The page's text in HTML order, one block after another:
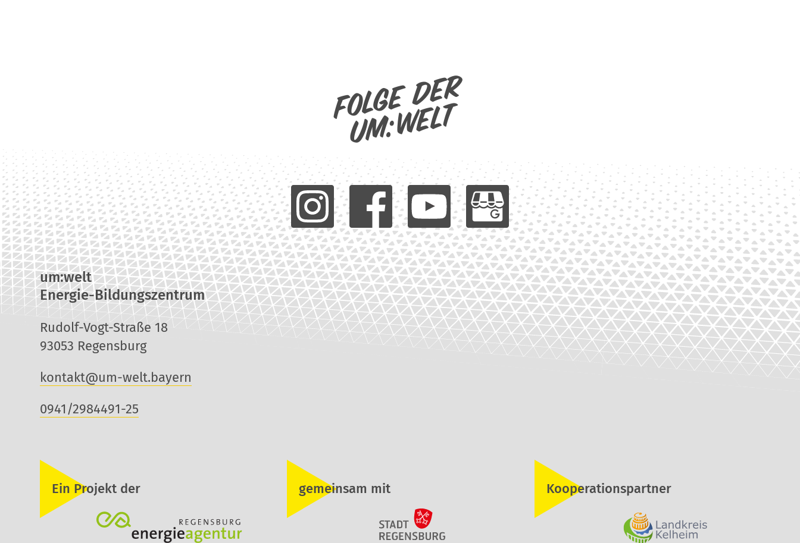
Folge der
um:welt
um:welt
Energie-Bildungszentrum
Rudolf-Vogt-Straße 18
93053 Regensburg
kontakt@um-welt.bayern
0941/2984491-25
Ein Projekt der gemeinsam mit Kooperationspartner